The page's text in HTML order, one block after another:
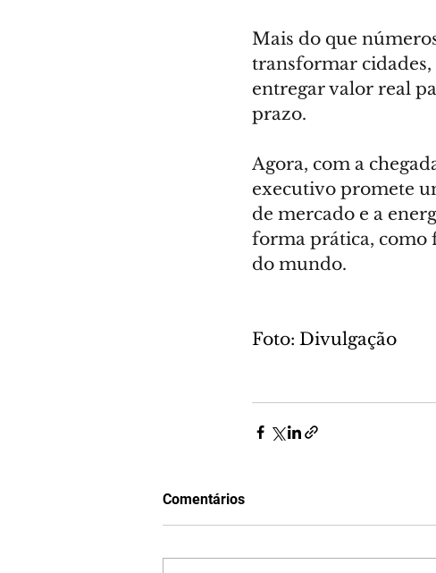
Mais do que
transformar
entregar valor real
prazo.
Agora, com a
executivo promete
de mercado e a
forma prática, como
do mundo.
Foto: Divulgação
Comentários